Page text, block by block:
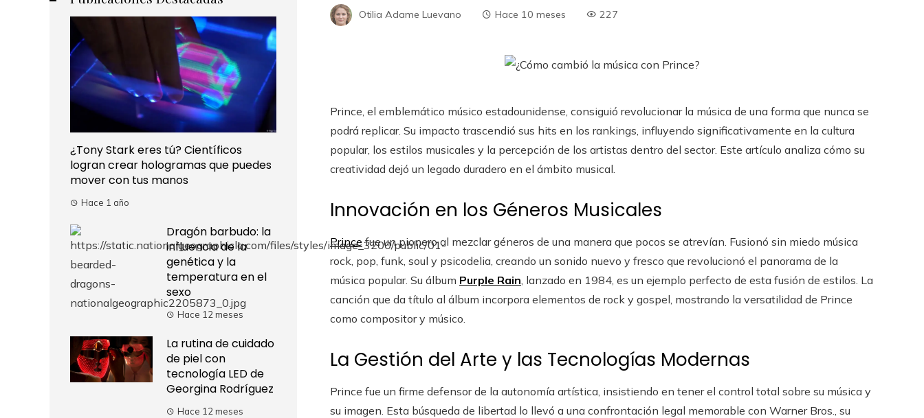
Otilia Adame Luevano Hace 10 meses 227
Prince, el emblemático músico estadounidense, consiguió revolucionar la música de una forma que nunca se
podrá replicar. Su impacto trascendió sus hits en los rankings, influyendo significativamente en la cultura
popular, los estilos musicales y la percepción de los artistas dentro del sector. Este artículo analiza cómo su
creatividad dejó un legado duradero en el ámbito musical.
Innovación en los Géneros Musicales
Prince fue un pionero al mezclar géneros de una manera que pocos se atrevían. Fusionó sin miedo música
rock, pop, funk, soul y psicodelia, creando un sonido nuevo y fresco que revolucionó el panorama de la
música popular. Su álbum Purple Rain, lanzado en 1984, es un ejemplo perfecto de esta fusión de estilos. La
canción que da título al álbum incorpora elementos de rock y gospel, mostrando la versatilidad de Prince
como compositor y músico.
La Gestión del Arte y las Tecnologías Modernas
Prince fue un firme defensor de la autonomía artística, insistiendo en tener el control total sobre su música y
su imagen. Esta búsqueda de libertad lo llevó a una confrontación legal memorable con Warner Bros., su
¿Tony Stark eres tú? Científicos
logran crear hologramas que puedes
mover con tus manos
Hace 1 año
Dragón barbudo: la
influencia de la
genética y la
temperatura en el
sexo
Hace 12 meses
La rutina de cuidado
de piel con
tecnología LED de
Georgina Rodríguez
Hace 12 meses